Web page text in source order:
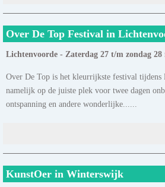
Over De Top Festival in
Lichtenvoorde - Zaterdag 27 t/m zondag 28
Over De Top is het kleurrijkste festival tijdens
namelijk op de juiste plek voor twee dagen
ontspanning en andere wonderlijke......
KunstOer in Winterswijk